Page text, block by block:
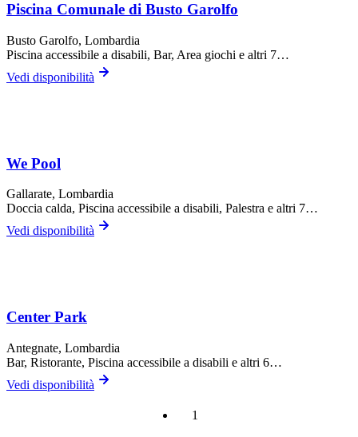
Piscina Comunale di Busto Garolfo
Busto Garolfo, Lombardia
Piscina accessibile a disabili, Bar, Area giochi e altri 7…
Vedi disponibilità
We Pool
Gallarate, Lombardia
Doccia calda, Piscina accessibile a disabili, Palestra e altri 7…
Vedi disponibilità
Center Park
Antegnate, Lombardia
Bar, Ristorante, Piscina accessibile a disabili e altri 6…
Vedi disponibilità
1